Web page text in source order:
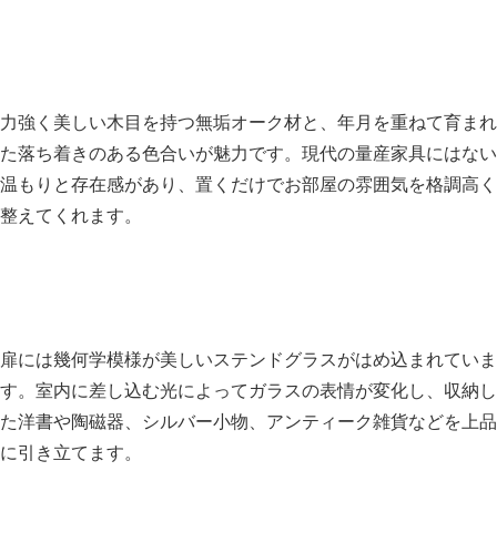
力強く美しい木目を持つ無垢オーク材と、年月を重ねて育まれ
た落ち着きのある色合いが魅力です。現代の量産家具にはない
温もりと存在感があり、置くだけでお部屋の雰囲気を格調高く
整えてくれます。
扉には幾何学模様が美しいステンドグラスがはめ込まれていま
す。室内に差し込む光によってガラスの表情が変化し、収納し
た洋書や陶磁器、シルバー小物、アンティーク雑貨などを上品
に引き立てます。